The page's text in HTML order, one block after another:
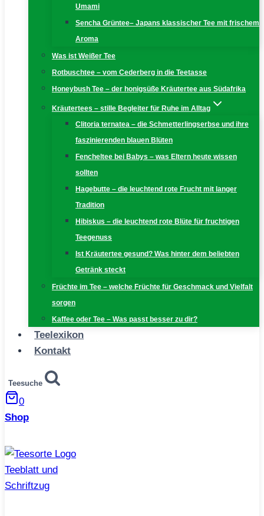
Umami
Sencha Grüntee– Japans klassischer Tee mit frischem
Aroma
Was ist Weißer Tee
Rotbuschtee – vom Cederberg in die Teetasse
Honeybush Tee – der honigsüße Kräutertee aus Südafrika
Kräutertees – stille Begleiter für Ruhe im Alltag
Clitoria ternatea – die Schmetterlingserbse und ihre
faszinierenden blauen Blüten
Fencheltee bei Babys – was Eltern heute wissen
sollten
Hagebutte – die leuchtend rote Frucht mit langer
Tradition
Hibiskus – die leuchtend rote Blüte für fruchtigen
Teegenuss
Ist Kräutertee gesund? Was hinter dem beliebten
Getränk steckt
Früchte im Tee – welche Früchte für Geschmack und Vielfalt
sorgen
Kaffee oder Tee – Was passt besser zu dir?
Teelexikon
Kontakt
Teesuche
0
Shop